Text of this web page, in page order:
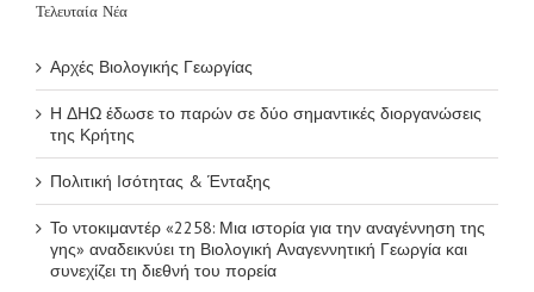
Τελευταία Νέα
Αρχές Βιολογικής Γεωργίας
Η ΔΗΩ έδωσε το παρών σε δύο σημαντικές διοργανώσεις
της Κρήτης
Πολιτική Ισότητας & Ένταξης
Το ντοκιμαντέρ «2258: Μια ιστορία για την αναγέννηση της
γης» αναδεικνύει τη Βιολογική Αναγεννητική Γεωργία και
συνεχίζει τη διεθνή του πορεία